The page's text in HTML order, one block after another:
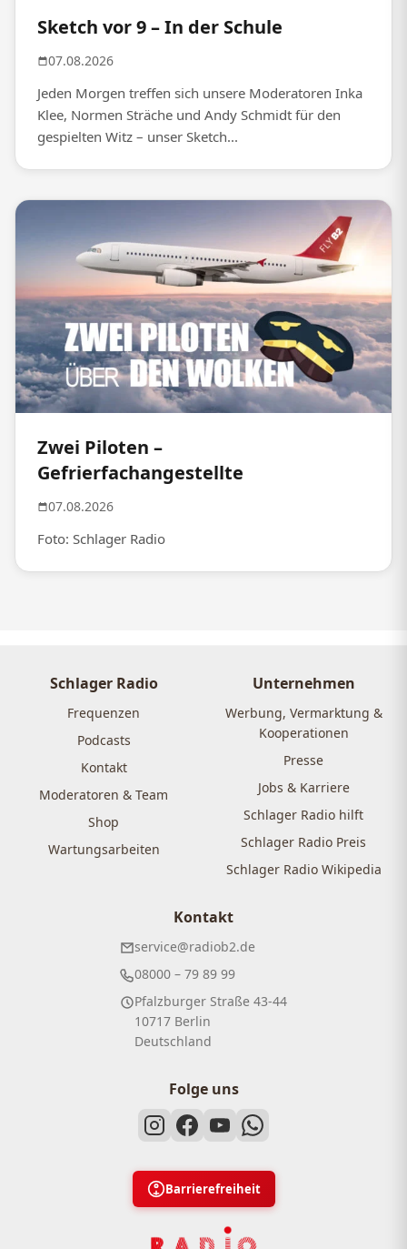
Sketch vor 9 – In der Schule
07.08.2026
Jeden Morgen treffen sich unsere Moderatoren Inka
Klee, Normen Sträche und Andy Schmidt für den
gespielten Witz – unser Sketch...
Zwei Piloten –
Gefrierfachangestellte
07.08.2026
Foto: Schlager Radio
Schlager Radio
Frequenzen
Podcasts
Kontakt
Moderatoren & Team
Shop
Wartungsarbeiten
Unternehmen
Werbung, Vermarktung &
Kooperationen
Presse
Jobs & Karriere
Schlager Radio hilft
Schlager Radio Preis
Schlager Radio Wikipedia
Kontakt
service@radiob2.de
08000 – 79 89 99
Pfalzburger Straße 43-44
10717 Berlin
Deutschland
Folge uns
Barrierefreiheit